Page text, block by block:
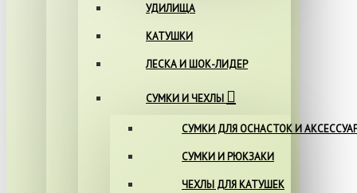
УДИЛИЩА
КАТУШКИ
ЛЕСКА И ШОК-ЛИДЕР
СУМКИ И ЧЕХЛЫ
СУМКИ ДЛЯ ОСНАСТОК И
СУМКИ И РЮКЗАКИ
ЧЕХЛЫ ДЛЯ КАТУШЕК